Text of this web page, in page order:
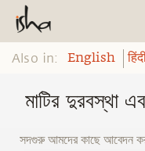
Also in: English
মাটির দুরবস্থা
সদগুরু আমদের কাছে আবেদন